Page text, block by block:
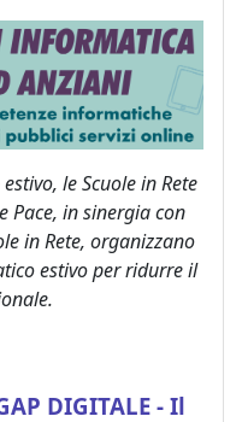
le Scuole in Rete
Pace, in sinergia con
in Rete, organizzano
estivo per ridurre il
DIGITALE - Il